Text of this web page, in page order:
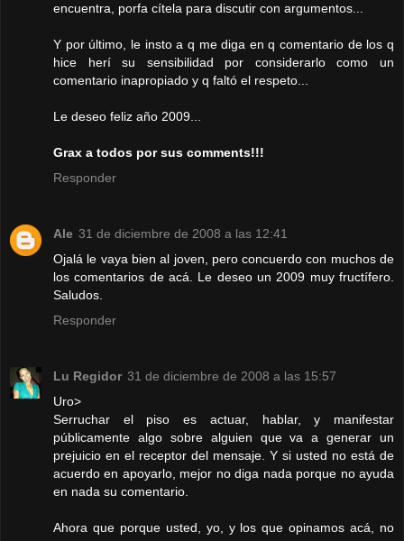
encuentra, porfa cítela para discutir con argumentos...
Y por último, le insto a q me diga en q comentario de los q
hice herí su sensibilidad por considerarlo como un
comentario inapropiado y q faltó el respeto...
Le deseo feliz año 2009...
Grax a todos por sus comments!!!
Responder
Ale 31 de diciembre de 2008 a las 12:41
Ojalá le vaya bien al joven, pero concuerdo con muchos de
los comentarios de acá. Le deseo un 2009 muy fructífero.
Saludos.
Responder
Lu Regidor 31 de diciembre de 2008 a las 15:57
Uro>
Serruchar el piso es actuar, hablar, y manifestar
públicamente algo sobre alguien que va a generar un
prejuicio en el receptor del mensaje. Y si usted no está de
acuerdo en apoyarlo, mejor no diga nada porque no ayuda
en nada su comentario.
Ahora que porque usted, yo, y los que opinamos acá, no